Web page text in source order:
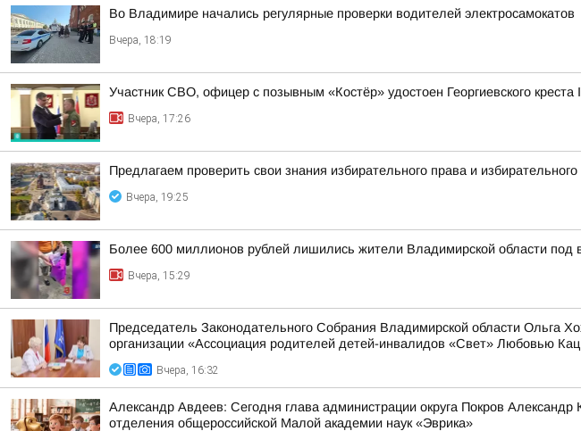
Во Владимире начались регулярные проверки водителей электросамокатов
Вчера, 18:19
Участник СВО, офицер с позывным «Костёр» удостоен Георгиевского креста
Вчера, 17:26
Предлагаем проверить свои знания избирательного права и избирательного
Вчера, 19:25
Более 600 миллионов рублей лишились жители Владимирской области под
Вчера, 15:29
Председатель Законодательного Собрания Владимирской области Ольга
организации «Ассоциация родителей детей-инвалидов «Свет» Любовью Кац
Вчера, 16:32
Александр Авдеев: Сегодня глава администрации округа Покров
отделения общероссийской Малой академии наук «Эврика»